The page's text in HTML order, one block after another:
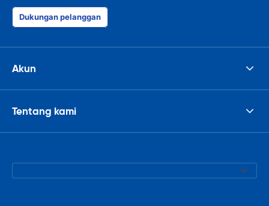
Dukungan pelanggan
Akun
Tentang kami